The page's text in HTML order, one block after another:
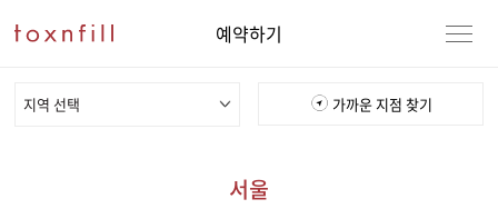
예약하기
지역 선택 가까운 지점 찾기
서울